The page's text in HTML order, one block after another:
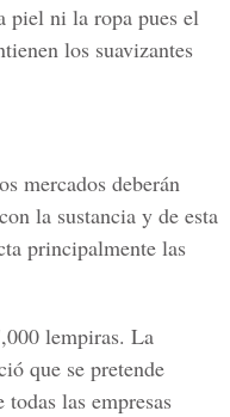
piel ni la ropa pues el
los suavizantes
mercados deberán
la sustancia y de esta
principalmente las
lempiras. La
que se pretende
todas las empresas